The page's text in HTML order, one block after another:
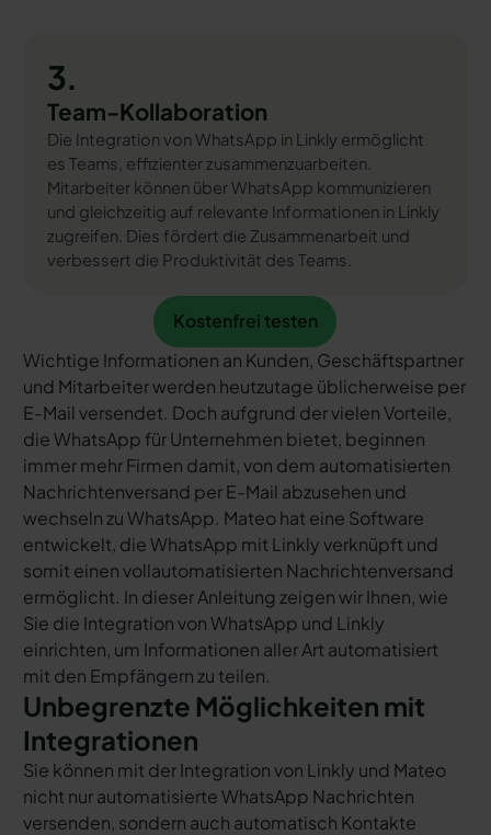
3.
Team-Kollaboration
Die Integration von WhatsApp in Linkly ermöglicht
es Teams, effizienter zusammenzuarbeiten.
Mitarbeiter können über WhatsApp kommunizieren
und gleichzeitig auf relevante Informationen in Linkly
zugreifen. Dies fördert die Zusammenarbeit und
verbessert die Produktivität des Teams.
Kostenfrei testen
Kostenfrei testen
Wichtige Informationen an Kunden, Geschäftspartner
und Mitarbeiter werden heutzutage üblicherweise per
E-Mail versendet. Doch aufgrund der vielen Vorteile,
die WhatsApp für Unternehmen bietet, beginnen
immer mehr Firmen damit, von dem automatisierten
Nachrichtenversand per E-Mail abzusehen und
wechseln zu WhatsApp. Mateo hat eine Software
entwickelt, die WhatsApp mit Linkly verknüpft und
somit einen vollautomatisierten Nachrichtenversand
ermöglicht. In dieser Anleitung zeigen wir Ihnen, wie
Sie die Integration von WhatsApp und Linkly
einrichten, um Informationen aller Art automatisiert
mit den Empfängern zu teilen.
Unbegrenzte Möglichkeiten mit
Integrationen
Sie können mit der Integration von Linkly und Mateo
nicht nur automatisierte WhatsApp Nachrichten
versenden, sondern auch automatisch Kontakte